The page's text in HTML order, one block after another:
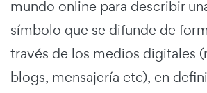
mundo online para describir
símbolo que se difunde de
través de los medios digitales
blogs, mensajería etc), en